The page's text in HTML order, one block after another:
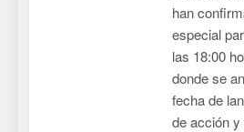
han
especial
las 18:00
donde se
fecha de
de acción